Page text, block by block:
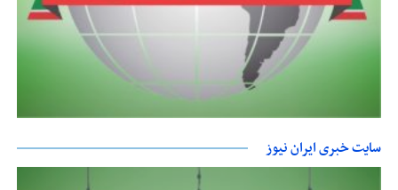
سایت خبری ایران نیوز